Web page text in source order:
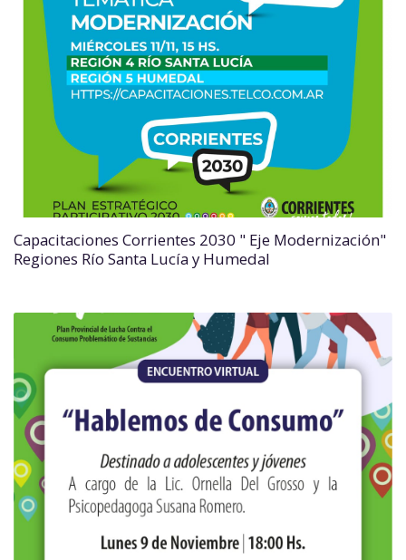
Capacitaciones Corrientes 2030 " Eje Modernización"
Regiones Río Santa Lucía y Humedal